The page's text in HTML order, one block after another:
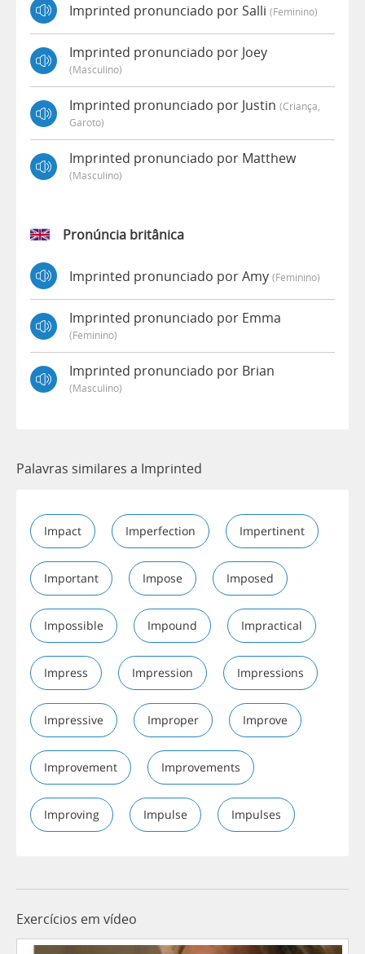
Imprinted pronunciado por Salli (feminino)
Imprinted pronunciado por Joey
(masculino)
Imprinted pronunciado por Justin (criança,
Garoto)
Imprinted pronunciado por Matthew
(masculino)
Pronúncia britânica
Imprinted pronunciado por Amy (feminino)
Imprinted pronunciado por Emma
(feminino)
Imprinted pronunciado por Brian
(masculino)
Palavras similares a Imprinted
Impact Imperfection Impertinent
Important Impose Imposed
Impossible Impound Impractical
Impress Impression Impressions
Impressive Improper Improve
Improvement Improvements
Improving Impulse Impulses
Exercícios em vídeo